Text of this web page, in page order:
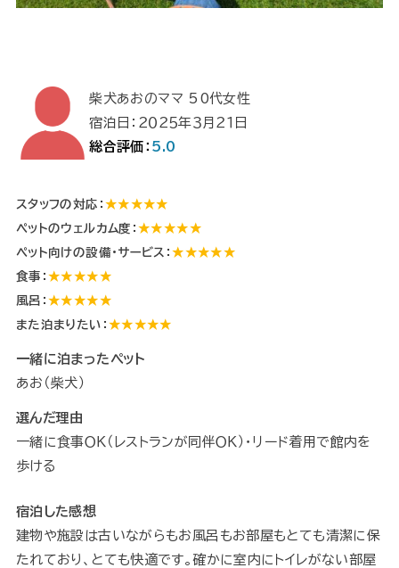
柴犬あおのママ 50代女性
宿泊日：２０２５年３月２１日
総合評価： 5.0
スタッフの対応： ★★★★★
ペットのウェルカム度：★★★★★
ペット向けの設備・サービス：★★★★★
食事：★★★★★
風呂：★★★★★
また泊まりたい： ★★★★★
一緒に泊まったペット
あお（柴犬）
選んだ理由
一緒に食事ＯＫ（レストランが同伴ＯＫ）・リード着用で館内を
歩ける
宿泊した感想
建物や施設は古いながらもお風呂もお部屋もとても清潔に保
たれており、とても快適です。確かに室内にトイレがない部屋